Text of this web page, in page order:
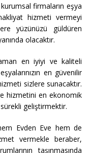
firmaların eşya
hizmeti vermeyi
yüzünüzü güldüren
olacaktır.
en iyiyi ve kaliteli
en güvenilir
sizlere sunacaktır.
hizmetini en ekonomik
geliştirmektir.
Evden Eve hem de
vermekle beraber,
taşınmasında